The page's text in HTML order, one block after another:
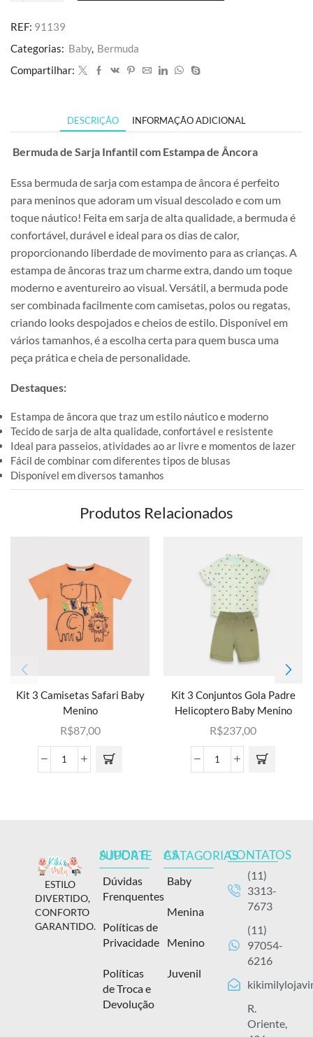
REF: 91139
Categorias: Baby, Bermuda
Compartilhar:
DESCRIÇÃO INFORMAÇÃO ADICIONAL
Bermuda de Sarja Infantil com Estampa de Âncora
Essa bermuda de sarja com estampa de âncora é perfeito
para meninos que adoram um visual descolado e com um
toque náutico! Feita em sarja de alta qualidade, a bermuda é
confortável, durável e ideal para os dias de calor,
proporcionando liberdade de movimento para as crianças. A
estampa de âncoras traz um charme extra, dando um toque
moderno e aventureiro ao visual. Versátil, a bermuda pode
ser combinada facilmente com camisetas, polos ou regatas,
criando looks despojados e cheios de estilo. Disponível em
vários tamanhos, é a escolha certa para quem busca uma
peça prática e cheia de personalidade.
Destaques:
Estampa de âncora que traz um estilo náutico e moderno
Tecido de sarja de alta qualidade, confortável e resistente
Ideal para passeios, atividades ao ar livre e momentos de lazer
Fácil de combinar com diferentes tipos de blusas
Disponível em diversos tamanhos
Produtos Relacionados
Kit 3 Camisetas Safari Baby
Menino
R$87,00
Kit 3 Conjuntos Gola Padre
Helicoptero Baby Menino
R$237,00
ESTILO
DIVERTIDO,
CONFORTO
GARANTIDO.
AJUDA E SUPORTE
Dúvidas
Frenquentes
Políticas de
Privacidade
Políticas
de Troca e
Devolução
AS CATAGORIAS
Baby
Menina
Menino
Juvenil
CONTATOS
(11)
3313-
7673
(11)
97054-
6216
R.
Oriente,